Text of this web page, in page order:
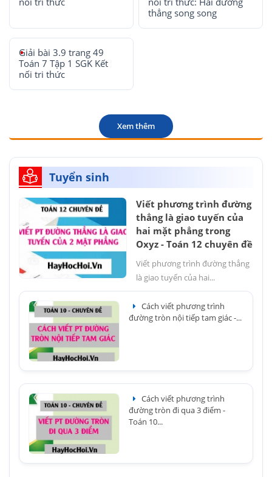
thẳng song song
Giải bài 3.9 trang 49
Toán 7 Tập 1 SGK Kết
nối tri thức
Xem thêm
Tuyển sinh
Viết phương trình đường
thẳng là giao tuyến của
hai mặt phẳng trong
Oxyz - Toán 12 chuyên đề
Viết phương trình đường thẳng
là giao tuyến của hai...
Cách viết phương trình
đường tròn nội tiếp tam giác -...
Cách viết phương trình
đường tròn đi qua 3 điểm -
Toán 10...